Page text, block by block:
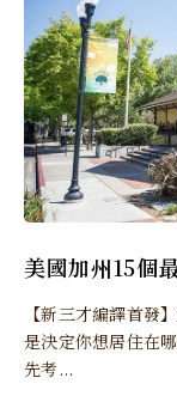
美國加州15個
【新三才編譯首發
是決定你想居住在
先考...